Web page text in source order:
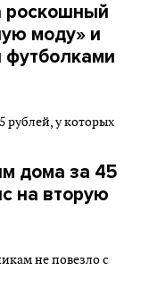
роскошный
моду» и
дома за 45
на вторую